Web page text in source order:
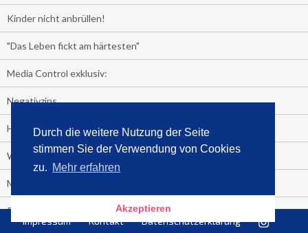
Durch die weitere Nutzung der Seite
stimmen Sie der Verwendung von Cookies
zu. Mehr erfahren
Akzeptieren
Kinder nicht anbrüllen!
"Das Leben fickt am härtesten"
Media Control exklusiv:
Negativzins
Heute ist Tag des Malbuchs
Welches Auto fahren Sie?
Media Control ermittelt: Das ist der Sommerhit 2019
Rammstein, "Tatort" und ein Känguru an der Spitze
Impressum Kontakt Datenschutzerklärung